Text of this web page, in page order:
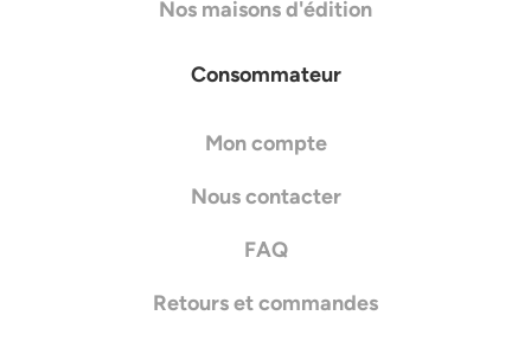
Nos maisons d'édition
Consommateur
Mon compte
Nous contacter
FAQ
Retours et commandes